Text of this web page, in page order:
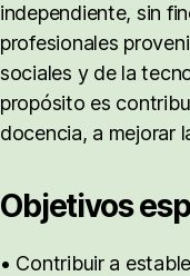
independiente, sin
profesionales
sociales y de la
propósito es
docencia, a mejorar
Objetivos
• Contribuir a